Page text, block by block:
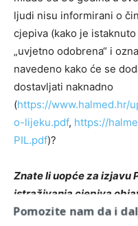
ljudi nisu informirani o
cjepiva (kako je
„uvjetno odobrena“ i
navedeno kako će se
dostavljati naknadno
(https://www.halmed.hr/
o-lijeku.pdf, https://
PIL.pdf)?
Znate li uopće za izjavu
istraživanja cjepiva
službenim izjavama)!?
Pomozite nam da i